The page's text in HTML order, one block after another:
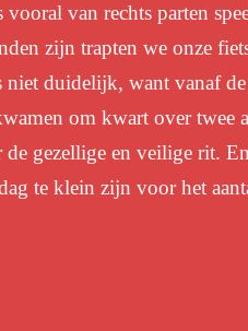
van rechts parten
zijn trapten we onze
niet duidelijk, want vanaf
om kwart over twee
gezellige en veilige rit.
te klein zijn voor het